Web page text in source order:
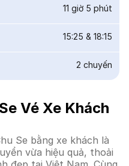
11 giờ 5 phút
15:25 & 18:15
2 chuyến
Vé Xe Khách
Se bằng xe khách là
vừa hiệu quả, thoải